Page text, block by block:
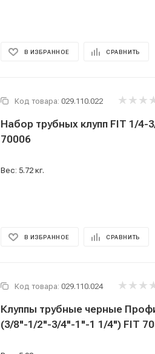
В ИЗБРАННОЕ СРАВНИТЬ
Код товара: 029.110.022
Набор трубных клупп FIT 1/
70006
Вес: 5.72 кг.
В ИЗБРАННОЕ СРАВНИТЬ
Код товара: 029.110.024
Клуппы трубные черные
(3/8"-1/2"-3/4"-1"-1 1/4") FIT